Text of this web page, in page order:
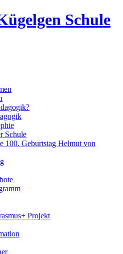
Schule
100. Geburtstag Helmut von
Projekt